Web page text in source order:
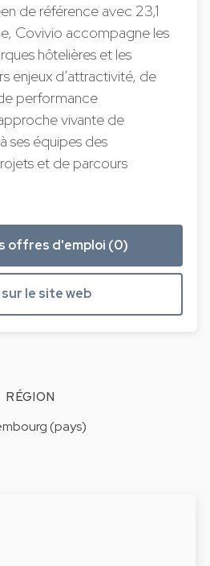
de référence avec 23,1
Covivio accompagne les
hôtelières et les
enjeux d’attractivité, de
performance
vivante de
ses équipes des
et de parcours
offres d'emploi (0)
le site web
RÉGION
(pays)